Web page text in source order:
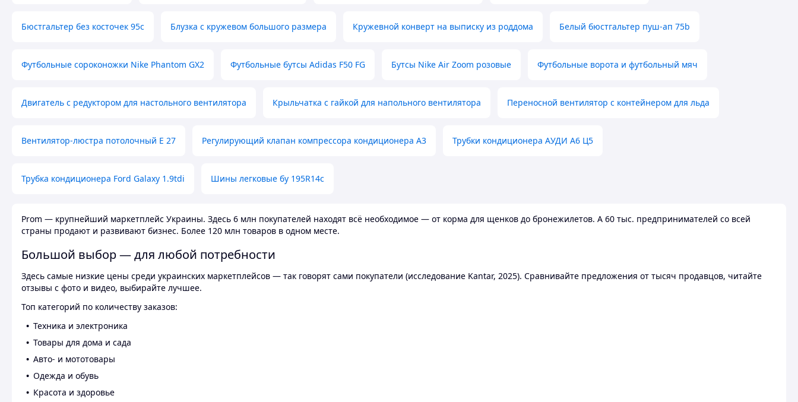
Бюстгальтер без косточек 95с Блузка с кружевом большого размера Кружевной конверт на выписку из роддома Белый бюстгальтер пуш-ап 75b
Футбольные сороконожки Nike Phantom GX2 Футбольные бутсы Adidas F50 FG Бутсы Nike Air Zoom розовые Футбольные ворота и футбольный мяч
Двигатель с редуктором для настольного вентилятора Крыльчатка с гайкой для напольного вентилятора Переносной вентилятор с контейнером для льда
Вентилятор-люстра потолочный E 27 Регулирующий клапан компрессора кондиционера А3 Трубки кондиционера АУДИ А6 Ц5
Трубка кондиционера Ford Galaxy 1.9tdi Шины легковые бу 195R14c
Prom — крупнейший маркетплейс Украины. Здесь 6 млн покупателей находят всё необходимое — от корма для щенков до бронежилетов. А 60 тыс. предпринимателей со всей
страны продают и развивают бизнес. Более 120 млн товаров в одном месте.
Большой выбор — для любой потребности
Здесь самые низкие цены среди украинских маркетплейсов — так говорят сами покупатели (исследование Kantar, 2025). Сравнивайте предложения от тысяч продавцов, читайте
отзывы с фото и видео, выбирайте лучшее.
Топ категорий по количеству заказов:
Техника и электроника
Товары для дома и сада
Авто- и мототовары
Одежда и обувь
Красота и здоровье